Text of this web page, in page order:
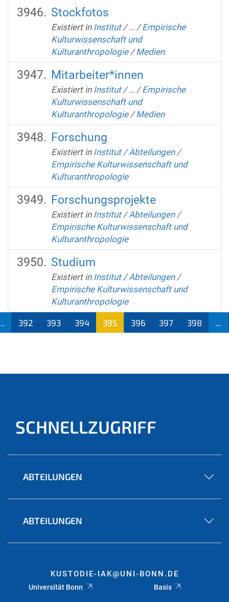
Stockfotos
Existiert in Institut /… /Empirische
Kulturwissenschaft und
Kulturanthropologie /Medien
Mitarbeiter*innen
Existiert in Institut /… /Empirische
Kulturwissenschaft und
Kulturanthropologie /Medien
Forschung
Existiert in Institut /Abteilungen /
Empirische Kulturwissenschaft und
Kulturanthropologie
Forschungsprojekte
Existiert in Institut /Abteilungen /
Empirische Kulturwissenschaft und
Kulturanthropologie
Studium
Existiert in Institut /Abteilungen /
Empirische Kulturwissenschaft und
Kulturanthropologie
392 393 394
395
396 397 398
SCHNELLZUGRIFF
ABTEILUNGEN
ABTEILUNGEN
KUSTODIE-IAK@UNI-BONN.DE
Universität Bonn Basis